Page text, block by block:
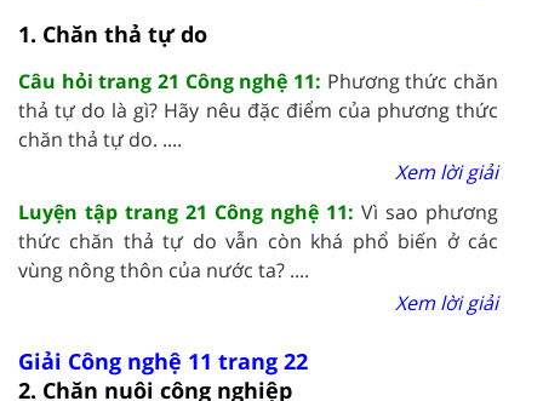
1. Chăn thả tự do
Câu hỏi trang 21 Công nghệ 11: Phương thức chăn
thả tự do là gì? Hãy nêu đặc điểm của phương thức
chăn thả tự do. ....
Xem lời giải
Luyện tập trang 21 Công nghệ 11: Vì sao phương
thức chăn thả tự do vẫn còn khá phổ biến ở các
vùng nông thôn của nước ta? ....
Xem lời giải
Giải Công nghệ 11 trang 22
2. Chăn nuôi công nghiệp